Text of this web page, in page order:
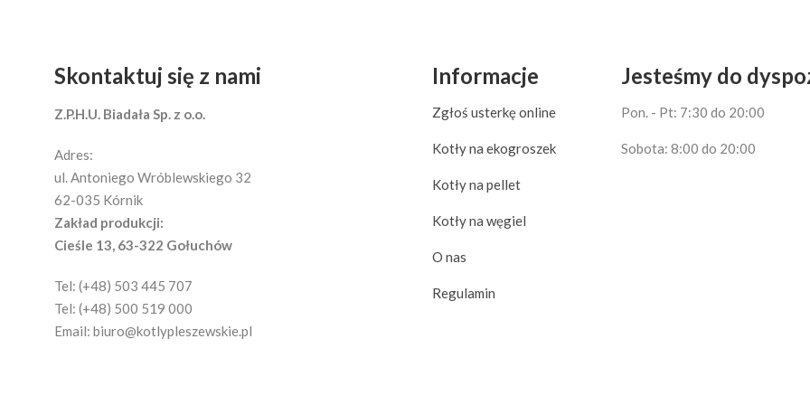
Skontaktuj się z nami
Z.P.H.U. Biadała Sp. z o.o.
Adres:
ul. Antoniego Wróblewskiego 32
62-035 Kórnik
Zakład produkcji:
Cieśle 13, 63-322 Gołuchów
Tel: (+48) 503 445 707
Tel: (+48) 500 519 000
Email: biuro@kotlypleszewskie.pl
Informacje
Zgłoś usterkę online
Kotły na ekogroszek
Kotły na pellet
Kotły na węgiel
O nas
Regulamin
Jesteśmy do
Pon. - Pt: 7:30 do 20:00
Sobota: 8:00 do 20:00